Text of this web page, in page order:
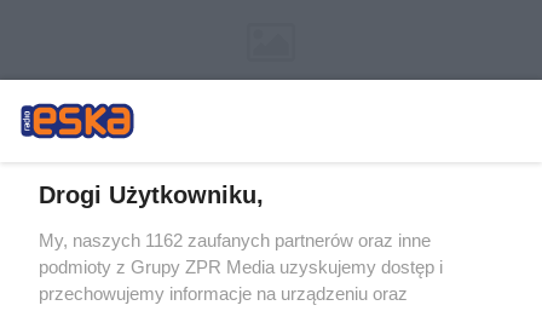
Żaden utwór zamieszczony w serwisie nie może być powielany i
rozpowszechniany lub dalej rozpowszechniany w jakikolwiek sposób (w
tym także elektroniczny lub mechaniczny) na jakimkolwiek polu
eksploatacji w jakiejkolwiek formie, włącznie z umieszczaniem w Internecie
Drogi Użytkowniku,
My, naszych 1162 zaufanych partnerów oraz inne
podmioty z Grupy ZPR Media uzyskujemy dostęp i
przechowujemy informacje na urządzeniu oraz